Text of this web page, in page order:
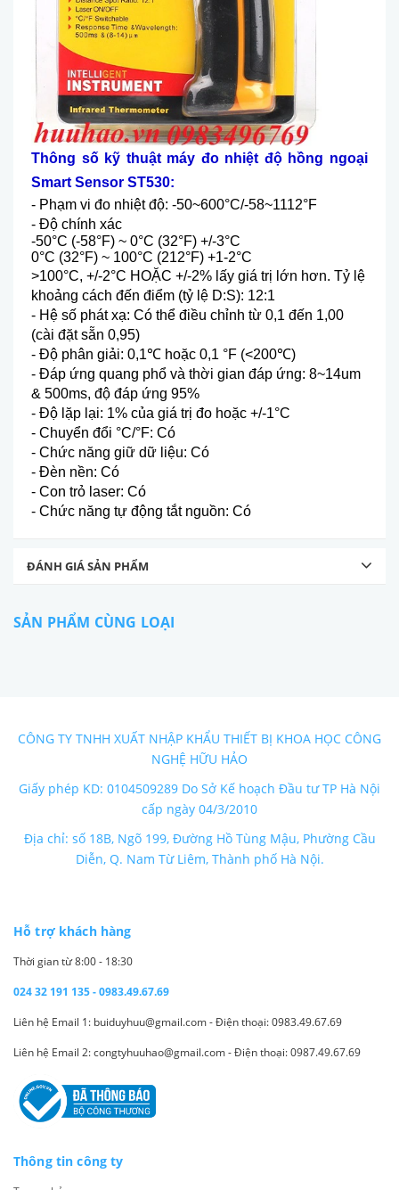
Thông số kỹ thuật máy đo nhiệt độ hồng ngoại
Smart Sensor ST530:
- Phạm vi đo nhiệt độ: -50~600°C/-58~1112°F
- Độ chính xác
-50°C (-58°F) ~ 0°C (32°F) +/-3°C
0°C (32°F) ~ 100°C (212°F) +1-2°C
>100°C, +/-2°C HOẶC +/-2% lấy giá trị lớn hơn. Tỷ lệ
khoảng cách đến điểm (tỷ lệ D:S): 12:1
- Hệ ​​số phát xạ: Có thể điều chỉnh từ 0,1 đến 1,00
(cài đặt sẵn 0,95)
- Độ phân giải: 0,1℃ hoặc 0,1 °F (<200℃)
- Đáp ứng quang phổ và thời gian đáp ứng: 8~14um
& 500ms, độ đáp ứng 95%
- Độ lặp lại: 1% của giá trị đo hoặc +/-1°C
- Chuyển đổi °C/°F: Có
- Chức năng giữ dữ liệu: Có
- Đèn nền: Có
- Con trỏ laser: Có
- Chức năng tự động tắt nguồn: Có
ĐÁNH GIÁ SẢN PHẨM
SẢN PHẨM CÙNG LOẠI
CÔNG TY TNHH XUẤT NHẬP KHẨU THIẾT BỊ KHOA HỌC CÔNG
NGHỆ HỮU HẢO
Giấy phép KD: 0104509289 Do Sở Kế hoạch Đầu tư TP Hà Nội
cấp ngày 04/3/2010
Địa chỉ: số 18B, Ngõ 199, Đường Hồ Tùng Mậu, Phường Cầu
Diễn, Q. Nam Từ Liêm, Thành phố Hà Nội.
Hỗ trợ khách hàng
Thời gian từ 8:00 - 18:30
024 32 191 135 - 0983.49.67.69
Liên hệ Email 1: buiduyhuu@gmail.com - Điện thoại: 0983.49.67.69
Liên hệ Email 2: congtyhuuhao@gmail.com - Điện thoại: 0987.49.67.69
Thông tin công ty